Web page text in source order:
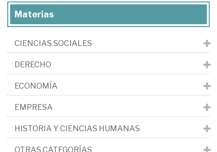
Materias
CIENCIAS SOCIALES
DERECHO
ECONOMÍA
EMPRESA
HISTORIA Y CIENCIAS HUMANAS
OTRAS CATEGORÍAS